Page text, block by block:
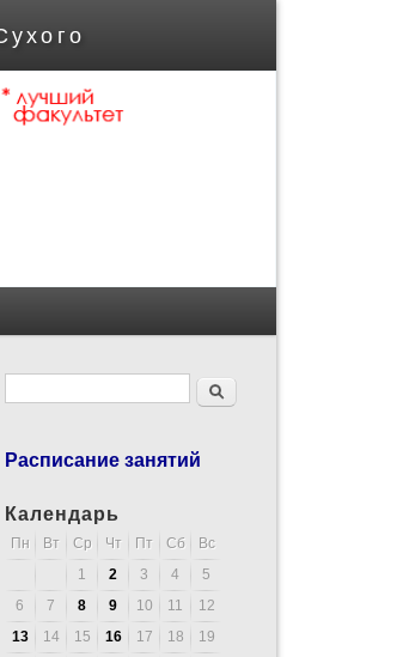
Форма поискаПоиск
Расписание занятий
Календарь
Пн Вт Ср Чт Пт Сб
Вс
1
2 3 4
5
6
7 8 9 10 11
12
13
14 15 16 17 18
19